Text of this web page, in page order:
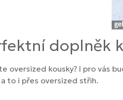
doplněk
oversized kousky? I pro vás
a to i přes oversized střih.